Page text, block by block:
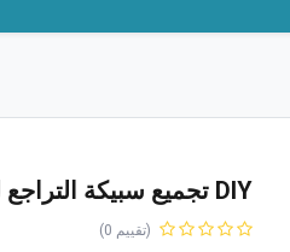
DIY تجميع سبيكة التراجع لعبة سيارة (KLX600-11)
(تقييم 0)